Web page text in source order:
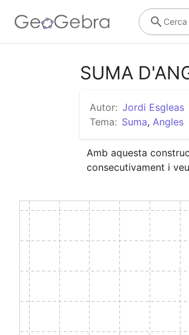
Cerca
SUMA
Autor: Jordi Esgleas
Tema: Suma, Angles
Amb aquesta
consecutivament i